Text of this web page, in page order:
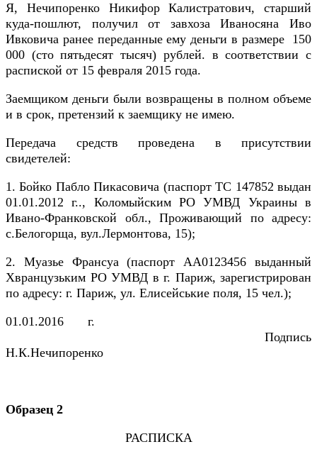
Я, Нечипоренко Никифор Калистратович, старший
куда-пошлют, получил от завхоза Иваносяна Иво
Ивковича ранее переданные ему деньги в размере 150
000 (сто пятьдесят тысяч) рублей. в соответствии с
распиской от 15 февраля 2015 года.
Заемщиком деньги были возвращены в полном объеме
и в срок, претензий к заемщику не имею.
Передача средств проведена в присутствии
свидетелей:
1. Бойко Пабло Пикасовича (паспорт ТС 147852 выдан
01.01.2012 г.., Коломыйским РО УМВД Украины в
Ивано-Франковской обл., Проживающий по адресу:
с.Белогорща, вул.Лермонтова, 15);
2. Муазье Франсуа (паспорт АА0123456 выданный
Хвранцузьким РО УМВД в г. Париж, зарегистрирован
по адресу: г. Париж, ул. Елисейськие поля, 15 чел.);
01.01.2016 г.
Подпись
Н.К.Нечипоренко
Образец 2
РАСПИСКА